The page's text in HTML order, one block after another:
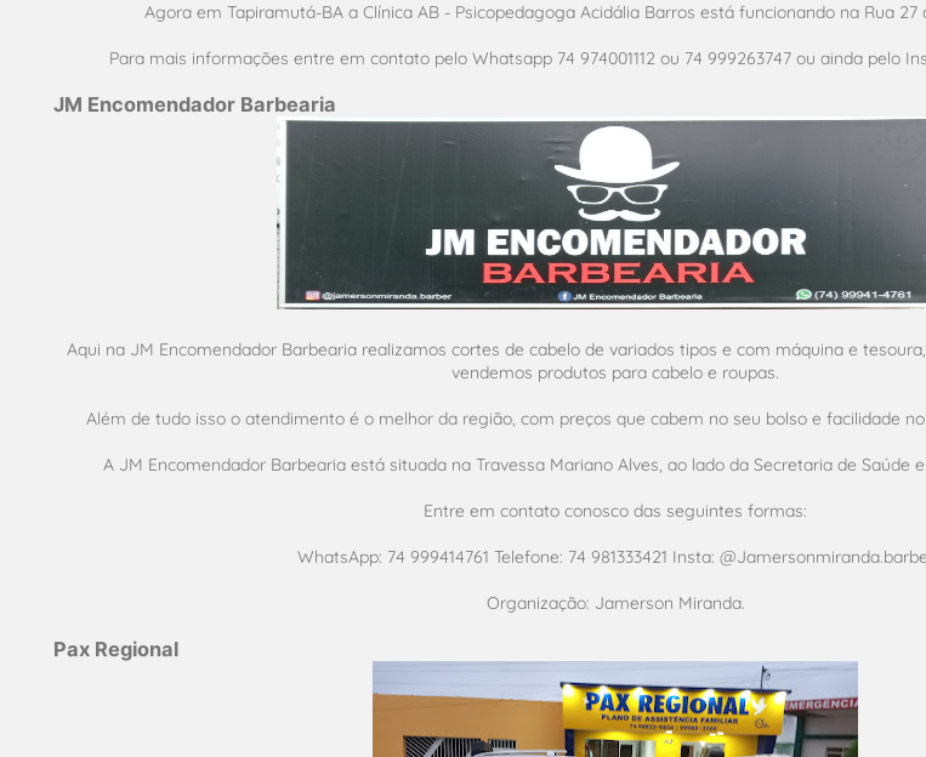
Agora em Tapiramutá-BA a Clínica AB - Psicopedagoga Acidália Barros está funcionando na Rua 27
Para mais informações entre em contato pelo Whatsapp 74 974001112 ou 74 999263747 ou ainda pelo
JM Encomendador Barbearia
Aqui na JM Encomendador Barbearia realizamos cortes de cabelo de variados tipos e com máquina e
vendemos produtos para cabelo e roupas.
Além de tudo isso o atendimento é o melhor da região, com preços que cabem no seu bolso e facilidade
A JM Encomendador Barbearia está situada na Travessa Mariano Alves, ao lado da Secretaria de Saúde
Entre em contato conosco das seguintes formas:
WhatsApp: 74 999414761 Telefone: 74 981333421 Insta:
Organização: Jamerson Miranda.
Pax Regional